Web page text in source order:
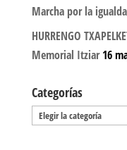
Marcha por la
HURRENGO
Memorial Itziar 16
Categorías
Categorías